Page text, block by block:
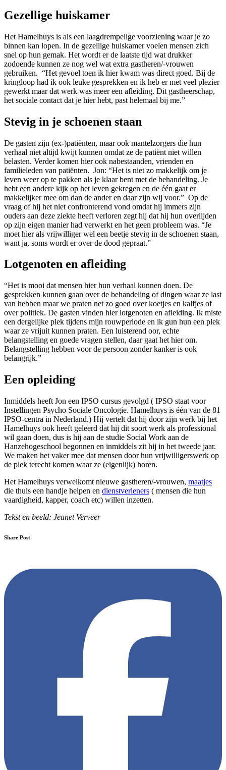
Gezellige huiskamer
Het Hamelhuys is als een laagdrempelige voorziening waar je zo
binnen kan lopen. In de gezellige huiskamer voelen mensen zich
snel op hun gemak. Het wordt er de laatste tijd wat drukker
zodoende kunnen ze nog wel wat extra gastheren/-vrouwen
gebruiken. “Het gevoel toen ik hier kwam was direct goed. Bij de
kringloop had ik ook leuke gesprekken en ik heb er met veel plezier
gewerkt maar dat werk was meer een afleiding. Dit gastheerschap,
het sociale contact dat je hier hebt, past helemaal bij me.”
Stevig in je schoenen staan
De gasten zijn (ex-)patiënten, maar ook mantelzorgers die hun
verhaal niet altijd kwijt kunnen omdat ze de patiënt niet willen
belasten. Verder komen hier ook nabestaanden, vrienden en
familieleden van patiënten. Jon: “Het is niet zo makkelijk om je
leven weer op te pakken als je klaar bent met de behandeling. Je
hebt een andere kijk op het leven gekregen en de één gaat er
makkelijker mee om dan de ander en daar zijn wij voor.” Op de
vraag of hij het niet confronterend vond omdat hij immers zijn
ouders aan deze ziekte heeft verloren zegt hij dat hij hun overlijden
op zijn eigen manier had verwerkt en het geen probleem was. “Je
moet hier als vrijwilliger wel een beetje stevig in de schoenen staan,
want ja, soms wordt er over de dood gepraat.”
Lotgenoten en afleiding
“Het is mooi dat mensen hier hun verhaal kunnen doen. De
gesprekken kunnen gaan over de behandeling of dingen waar ze last
van hebben maar we praten net zo goed over koetjes en kalfjes of
over politiek. De gasten vinden hier lotgenoten en afleiding. Ik miste
een dergelijke plek tijdens mijn rouwperiode en ik gun hun een plek
waar ze vrijuit kunnen praten. Een luisterend oor, echte
belangstelling en goede vragen stellen, daar gaat het hier om.
Belangstelling hebben voor de persoon zonder kanker is ook
belangrijk.”
Een opleiding
Inmiddels heeft Jon een IPSO cursus gevolgd ( IPSO staat voor
Instellingen Psycho Sociale Oncologie. Hamelhuys is één van de 81
IPSO-centra in Nederland.) Hij vertelt dat hij door zijn werk bij het
Hamelhuys ook heeft geleerd dat hij dit soort werk als professional
wil gaan doen, dus is hij aan de studie Social Work aan de
Hanzehogeschool begonnen en inmiddels zit hij in het tweede jaar.
We maken het vaker mee dat mensen door hun vrijwilligerswerk op
de plek terecht komen waar ze (eigenlijk) horen.
Het Hamelhuys verwelkomt nieuwe gastheren/-vrouwen, maatjes
die thuis een handje helpen en dienstverleners ( mensen die hun
vaardigheid, kapper, coach etc) willen inzetten.
Tekst en beeld: Jeanet Verveer
Share Post